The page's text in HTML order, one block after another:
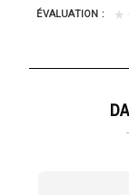
ÉVALUATION